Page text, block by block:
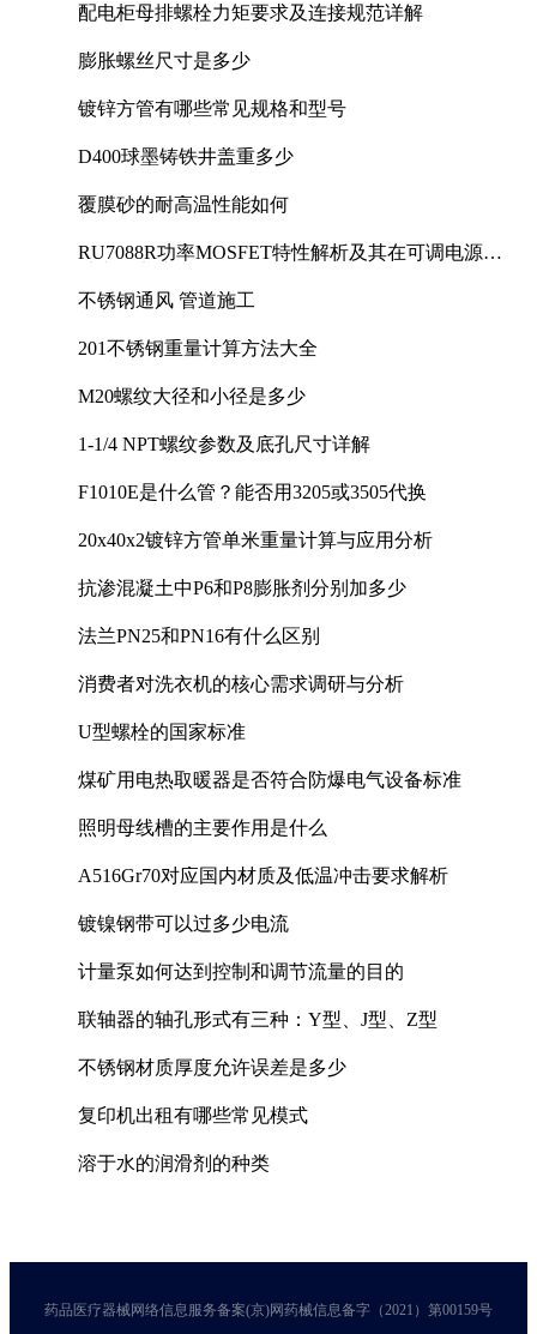
配电柜母排螺栓力矩要求及连接规范详解
膨胀螺丝尺寸是多少
镀锌方管有哪些常见规格和型号
D400球墨铸铁井盖重多少
覆膜砂的耐高温性能如何
RU7088R功率MOSFET特性解析及其在可调电源设
不锈钢通风 管道施工
201不锈钢重量计算方法大全
M20螺纹大径和小径是多少
1-1/4 NPT螺纹参数及底孔尺寸详解
F1010E是什么管？能否用3205或3505代换
20x40x2镀锌方管单米重量计算与应用分析
抗渗混凝土中P6和P8膨胀剂分别加多少
法兰PN25和PN16有什么区别
消费者对洗衣机的核心需求调研与分析
U型螺栓的国家标准
煤矿用电热取暖器是否符合防爆电气设备标准
照明母线槽的主要作用是什么
A516Gr70对应国内材质及低温冲击要求解析
镀镍钢带可以过多少电流
计量泵如何达到控制和调节流量的目的
联轴器的轴孔形式有三种：Y型、J型、Z型
不锈钢材质厚度允许误差是多少
复印机出租有哪些常见模式
溶于水的润滑剂的种类
药品医疗器械网络信息服务备案(京)网药械信息备字（2021）第00159号